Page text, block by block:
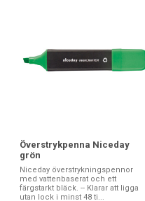
Överstrykpenna Niceday
grön
Niceday överstrykningspennor
med vattenbaserat och ett
färgstarkt bläck. -- Klarar att ligga
utan lock i minst 48 ti...